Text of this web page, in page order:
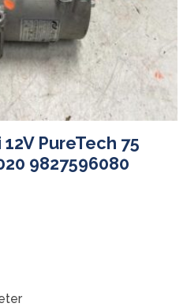
PureTech 75
9827596080